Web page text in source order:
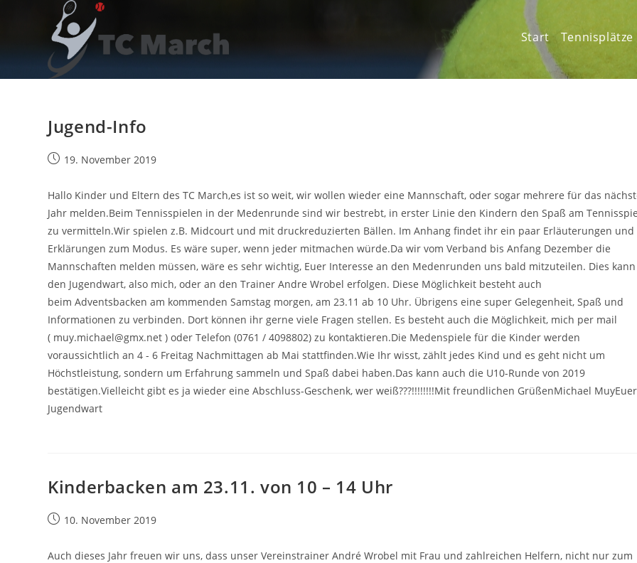
Start Tennisplätze
Jugend-Info
Beitrag19. November 2019
Hallo Kinder und Eltern des TC March,es ist so weit, wir wollen wieder eine Mannschaft, oder sogar mehrere für das
Jahr melden.Beim Tennisspielen in der Medenrunde sind wir bestrebt, in erster Linie den Kindern den Spaß am
zu vermitteln.Wir spielen z.B. Midcourt und mit druckreduzierten Bällen. Im Anhang findet ihr ein paar Erläuterungen und
Erklärungen zum Modus. Es wäre super, wenn jeder mitmachen würde.Da wir vom Verband bis Anfang Dezember die
Mannschaften melden müssen, wäre es sehr wichtig, Euer Interesse an den Medenrunden uns bald mitzuteilen. Dies
den Jugendwart, also mich, oder an den Trainer Andre Wrobel erfolgen. Diese Möglichkeit besteht auch
beim Adventsbacken am kommenden Samstag morgen, am 23.11 ab 10 Uhr. Übrigens eine super Gelegenheit, Spaß und
Informationen zu verbinden. Dort können ihr gerne viele Fragen stellen. Es besteht auch die Möglichkeit, mich per mail
( muy.michael@gmx.net ) oder Telefon (0761 / 4098802) zu kontaktieren.Die Medenspiele für die Kinder werden
voraussichtlich an 4 - 6 Freitag Nachmittagen ab Mai stattfinden.Wie Ihr wisst, zählt jedes Kind und es geht nicht um
Höchstleistung, sondern um Erfahrung sammeln und Spaß dabei haben.Das kann auch die U10-Runde von 2019
bestätigen.Vielleicht gibt es ja wieder eine Abschluss-Geschenk, wer weiß???!!!!!!!!Mit freundlichen GrüßenMichael MuyEuer
Jugendwart
Kinderbacken am 23.11. von 10 – 14 Uhr
Beitrag10. November 2019
Auch dieses Jahr freuen wir uns, dass unser Vereinstrainer André Wrobel mit Frau und zahlreichen Helfern, nicht nur zum